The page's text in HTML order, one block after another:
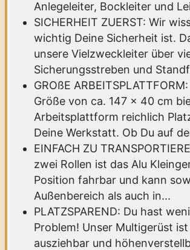
Anlegeleiter, Bockleiter und
SICHERHEIT ZUERST: Wir
wichtig Deine Sicherheit ist.
unsere Vielzweckleiter über
Sicherungsstreben und
GROßE
Größe von ca. 147 x 40 cm
Arbeitsplattform reichlich
Deine Werkstatt. Ob Du auf
EINFACH ZU
zwei Rollen ist das Alu
Position fahrbar und kann
Außenbereich als auch in...
PLATZSPAREND: Du hast
Problem! Unser Multigerüst
ausziehbar und